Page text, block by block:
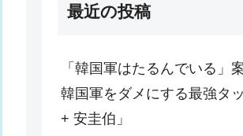
最近の投稿
「韓国軍はたるんでいる」
韓国軍をダメにする最強タ
+ 安圭伯」